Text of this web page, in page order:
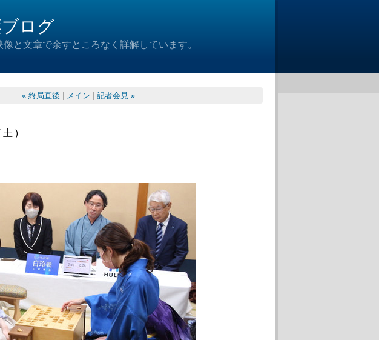
ログ
と文章で余すところなく詳解しています。
« 終局直後 メイン 記者会見 »
)